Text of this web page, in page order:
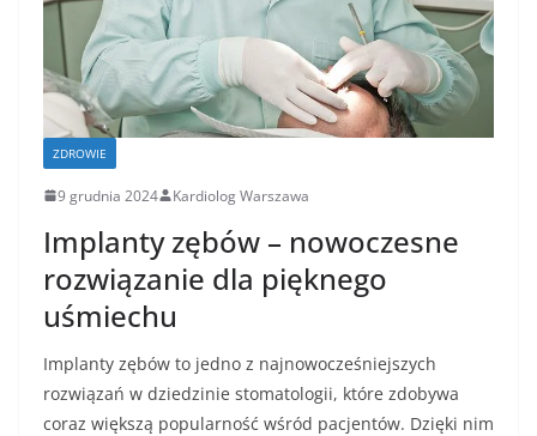
ZDROWIE
9 grudnia 2024 Kardiolog Warszawa
Implanty zębów – nowoczesne
rozwiązanie dla pięknego
uśmiechu
Implanty zębów to jedno z najnowocześniejszych
rozwiązań w dziedzinie stomatologii, które zdobywa
coraz większą popularność wśród pacjentów. Dzięki nim